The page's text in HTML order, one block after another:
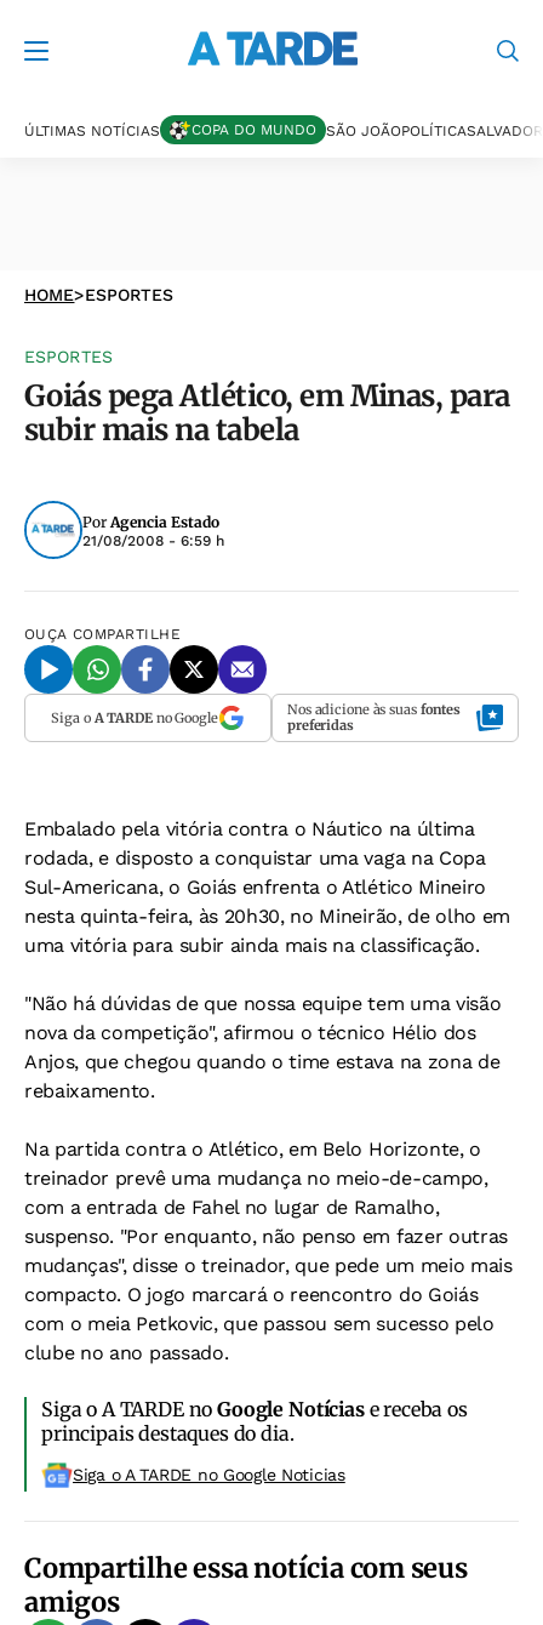
ÚLTIMAS NOTÍCIAS COPA DO MUNDO SÃO JOÃOPOLÍTICASALVADOR
HOME>ESPORTES
ESPORTES
Goiás pega Atlético, em Minas, para
subir mais na tabela
PorAgencia Estado
21/08/2008 - 6:59 h
OUÇA COMPARTILHE
Siga o A TARDEno Google Nos adicione às suas fontes
preferidas
Embalado pela vitória contra o Náutico na última
rodada, e disposto a conquistar uma vaga na Copa
Sul-Americana, o Goiás enfrenta o Atlético Mineiro
nesta quinta-feira, às 20h30, no Mineirão, de olho em
uma vitória para subir ainda mais na classificação.
"Não há dúvidas de que nossa equipe tem uma visão
nova da competição", afirmou o técnico Hélio dos
Anjos, que chegou quando o time estava na zona de
rebaixamento.
Na partida contra o Atlético, em Belo Horizonte, o
treinador prevê uma mudança no meio-de-campo,
com a entrada de Fahel no lugar de Ramalho,
suspenso. "Por enquanto, não penso em fazer outras
mudanças", disse o treinador, que pede um meio mais
compacto. O jogo marcará o reencontro do Goiás
com o meia Petkovic, que passou sem sucesso pelo
clube no ano passado.
Siga o A TARDE noGoogle Notíciase receba os
principais destaques do dia.
Siga o A TARDE no Google Noticias
Compartilhe essa notícia com seus
amigos